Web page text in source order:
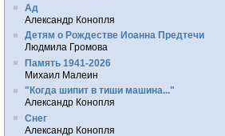
Ад
Александр Конопля
Детям о Рождестве Иоанна Предтечи
Людмила Громова
Память 1941-2026
Михаил Малеин
"Когда шипит в тиши машина..."
Александр Конопля
Снег
Александр Конопля